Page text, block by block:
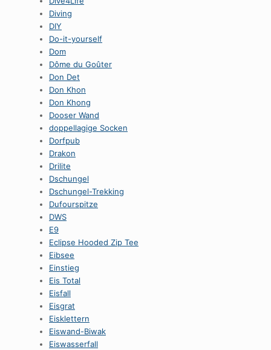
Diving
DIY
Do-it-yourself
Dom
Dôme du Goûter
Don Det
Don Khon
Don Khong
Dooser Wand
doppellagige Socken
Dorfpub
Drakon
Drilite
Dschungel
Dschungel-Trekking
Dufourspitze
DWS
E9
Eclipse Hooded Zip Tee
Eibsee
Einstieg
Eis Total
Eisfall
Eisgrat
Eisklettern
Eiswand-Biwak
Eiswasserfall